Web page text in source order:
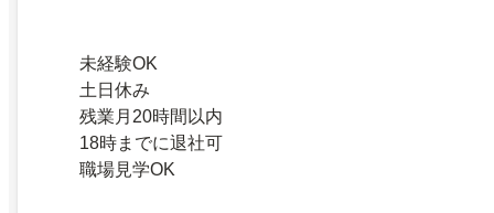
未経験OK
土日休み
残業月20時間以内
18時までに退社可
職場見学OK